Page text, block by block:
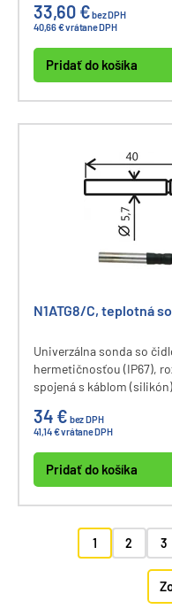
33,60 €bez DPH
40,66 € vrátane DPH
Pridať do košíka
N1ATG8/C, teplotná
Univerzálna sonda so
hermetičnosťou (IP67),
spojená s káblom
34 € bez DPH
41,14 € vrátane DPH
Pridať do košíka
1 2 3